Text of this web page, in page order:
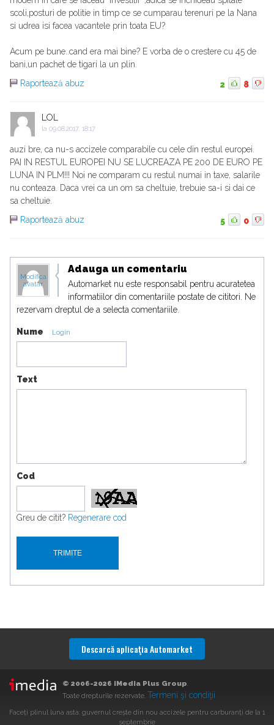
scoli,posturi de politie in timp ce se cumparau terenuri pe la Nana
si udrea isi facea vacantele prin toata EU?
Acum pe bune..cand era mai bine? E vorba de o crestere cu 45 de
bani,un pachet de tigari la un plin.
Raportează abuz
2 8
LOL
la 09.08.2017, 18:17
auzi bre, ca nu-s accizele comparabile cu cele din restul europei.
PAI IN RESTUL EUROPEI NU SE LUCREAZA PE 200 DE EURO PE
LUNA IN PLM!!! Noi ne comparam cu restul numai in taxe, salarile
nu conteaza. Daca vrei ca un om sa cheltuie, trebuie sa-i si dai ce
sa cheltuie.
Raportează abuz
5 0
Modifica
avatar
Adauga un comentariu
Automarket nu este responsabil pentru acuratetea
informatiilor din comentariile postate de cititori. Ne
rezervam dreptul de a selecta comentariile.
Nume Login
Text
Cod
Greu de citit? Regenerare cod
Descarcă aplicaţia Automarket
© 2006-2026 iMedia Plus Group.
Toate drepturile rezervate. Termeni şi condiţii
Faceți plinul luna asta: guvernul crește din nou accizele pentru carburanți de la 1
septembrie